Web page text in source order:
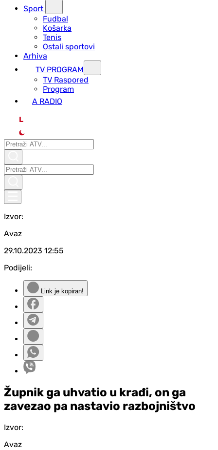
Sport
Fudbal
Košarka
Tenis
Ostali sportovi
Arhiva
TV PROGRAM
ТV Raspored
Program
A RADIO
L
Izvor:
Avaz
29.10.2023 12:55
Podijeli:
Link je kopiran!
Župnik ga uhvatio u krađi, on ga
zavezao pa nastavio razbojništvo
Izvor:
Avaz